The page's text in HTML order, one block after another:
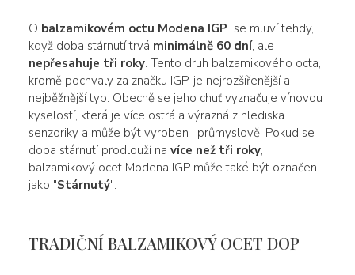
O balzamikovém octu Modena IGP se mluví tehdy,
když doba stárnutí trvá minimálně 60 dní, ale
nepřesahuje tři roky. Tento druh balzamikového octa,
kromě pochvaly za značku IGP, je nejrozšířenější a
nejběžnější typ. Obecně se jeho chuť vyznačuje vínovou
kyselostí, která je více ostrá a výrazná z hlediska
senzoriky a může být vyroben i průmyslově. Pokud se
doba stárnutí prodlouží na více než tři roky,
balzamikový ocet Modena IGP může také být označen
jako "Stárnutý".
TRADIČNÍ BALZAMIKOVÝ OCET DOP